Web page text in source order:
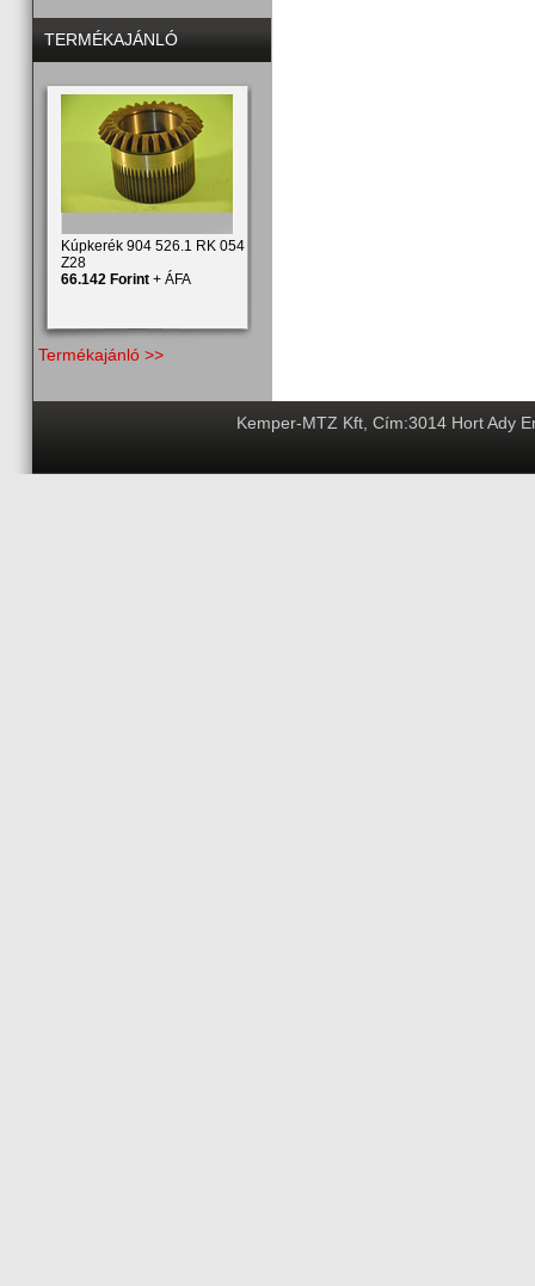
TERMÉKAJÁNLÓ
Kúpkerék 904 526.1 RK 054
Z28
66.142 Forint + ÁFA
Termékajánló >>
Kemper-MTZ Kft, Cím:3014 Hort Ady